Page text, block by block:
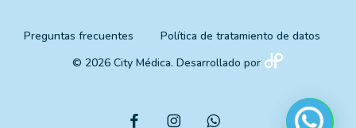
Preguntas frecuentes
Política de tratamiento de datos
© 2026 City Médica. Desarrollado por
facebookinstagramwhatsapp